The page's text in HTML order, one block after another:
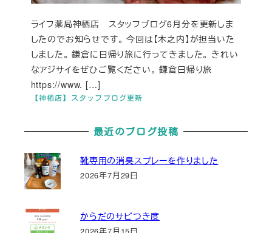
【神栖店】スタッフブログ更新
ライフ薬局神栖店 スタッフブログ6月分を更新しま
したのでお知らせです。 今回は【木之内】が担当いた
しました。 鎌倉に日帰り旅に行ってきました。 きれい
なアジサイをぜひご覧ください。 鎌倉日帰り旅
https://www. […]
最近のブログ投稿
靴専用の消臭スプレーを作りました
2026年7月29日
からだのサビつき度